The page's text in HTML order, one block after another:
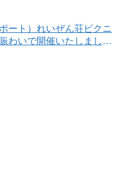
ート）れいぜん荘ピクニ
わいで開催いたしまし